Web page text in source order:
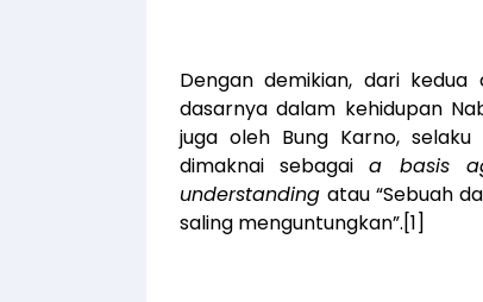
Dengan demikian, dari
dasarnya dalam kehidupan
juga oleh Bung Karno,
dimaknai sebagaia basis
understanding atau “Sebuah
saling menguntungkan”.[1]